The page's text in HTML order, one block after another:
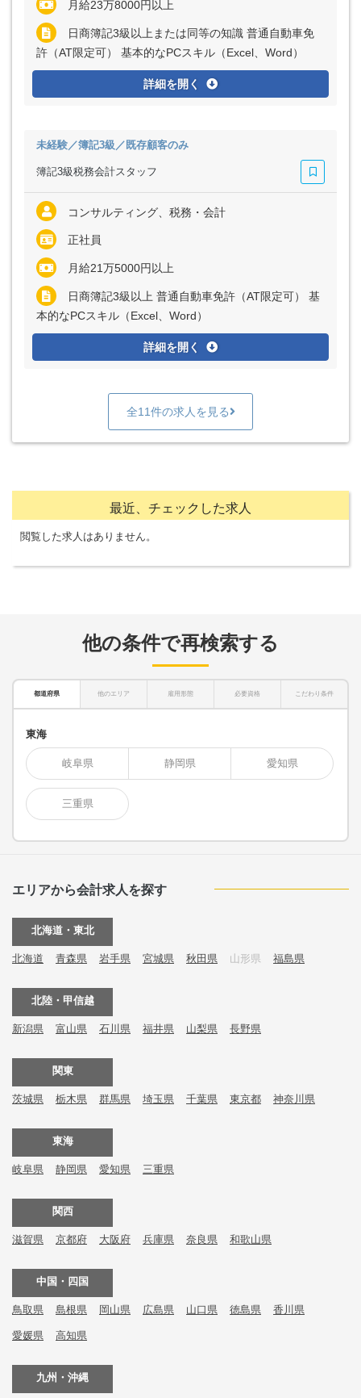
月給23万8000円以上
日商簿記3級以上または同等の知識 普通自動車免
許（AT限定可） 基本的なPCスキル（Excel、Word）
詳細を開く
未経験／簿記3級／既存顧客のみ
簿記3級税務会計スタッフ
コンサルティング、税務・会計
正社員
月給21万5000円以上
日商簿記3級以上 普通自動車免許（AT限定可） 基
本的なPCスキル（Excel、Word）
詳細を開く
全11件の求人を見る
最近、チェックした求人
閲覧した求人はありません。
他の条件で再検索する
都道府県 他のエリア 雇用形態 必要資格 こだわり条件
東海
岐阜県 静岡県 愛知県
三重県
エリアから会計求人を探す
北海道・東北
北海道 青森県 岩手県 宮城県 秋田県 山形県 福島県
北陸・甲信越
新潟県 富山県 石川県 福井県 山梨県 長野県
関東
茨城県 栃木県 群馬県 埼玉県 千葉県 東京都 神奈川県
東海
岐阜県 静岡県 愛知県 三重県
関西
滋賀県 京都府 大阪府 兵庫県 奈良県 和歌山県
中国・四国
鳥取県 島根県 岡山県 広島県 山口県 徳島県 香川県
愛媛県 高知県
九州・沖縄